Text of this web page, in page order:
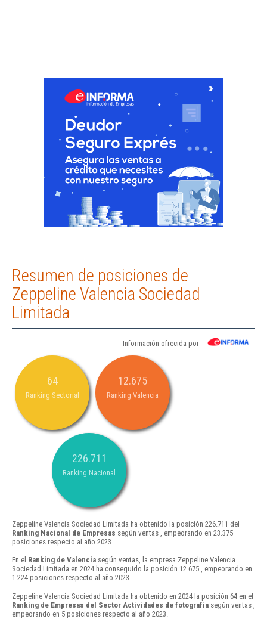
Resumen de posiciones de
Zeppeline Valencia Sociedad
Limitada
Información ofrecida por
64
Ranking Sectorial
12.675
Ranking Valencia
226.711
Ranking Nacional
Zeppeline Valencia Sociedad Limitada ha obtenido la posición 226.711 del
Ranking Nacional de Empresas según ventas , empeorando en 23.375
posiciones respecto al año 2023.
En el Ranking de Valencia según ventas, la empresa Zeppeline Valencia
Sociedad Limitada en 2024 ha conseguido la posición 12.675 , empeorando en
1.224 posiciones respecto al año 2023.
Zeppeline Valencia Sociedad Limitada ha obtenido en 2024 la posición 64 en el
Ranking de Empresas del Sector Actividades de fotografía según ventas ,
empeorando en 5 posiciones respecto al año 2023.